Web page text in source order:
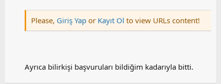
Please, Giriş Yap or Kayıt Ol to view URLs content!
Ayrıca bilirkişi başvuruları bildiğim kadarıyla bitti.